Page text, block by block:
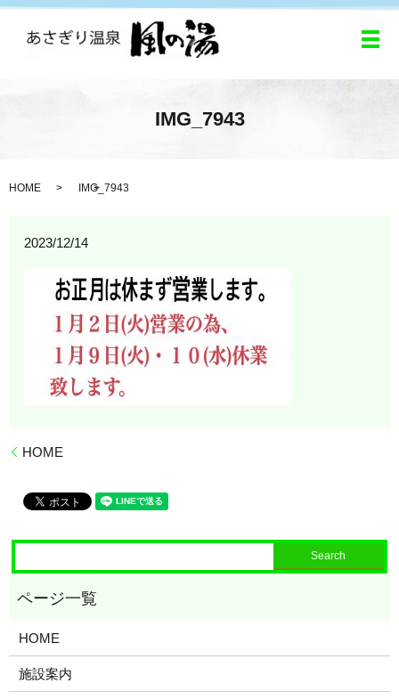
メ
IMG_7943
HOME IMG_7943
2023/12/14
HOME
HOME
施設案内